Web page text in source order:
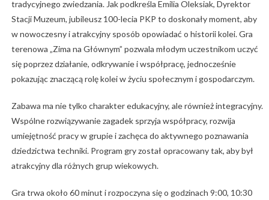
tradycyjnego zwiedzania. Jak podkreśla Emilia Oleksiak, Dyrektor
Stacji Muzeum, jubileusz 100-lecia PKP to doskonały moment, aby
w nowoczesny i atrakcyjny sposób opowiadać o historii kolei. Gra
terenowa „Zima na Głównym” pozwala młodym uczestnikom uczyć
się poprzez działanie, odkrywanie i współpracę, jednocześnie
pokazując znaczącą rolę kolei w życiu społecznym i gospodarczym.
Zabawa ma nie tylko charakter edukacyjny, ale również integracyjny.
Wspólne rozwiązywanie zagadek sprzyja współpracy, rozwija
umiejętność pracy w grupie i zachęca do aktywnego poznawania
dziedzictwa techniki. Program gry został opracowany tak, aby był
atrakcyjny dla różnych grup wiekowych.
Gra trwa około 60 minut i rozpoczyna się o godzinach 9:00, 10:30